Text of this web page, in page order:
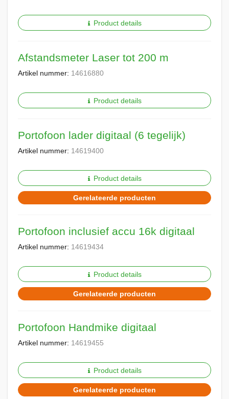
Product details
Afstandsmeter Laser tot 200 m
Artikel nummer: 14616880
Product details
Portofoon lader digitaal (6 tegelijk)
Artikel nummer: 14619400
Product details
Gerelateerde producten
Portofoon inclusief accu 16k digitaal
Artikel nummer: 14619434
Product details
Gerelateerde producten
Portofoon Handmike digitaal
Artikel nummer: 14619455
Product details
Gerelateerde producten